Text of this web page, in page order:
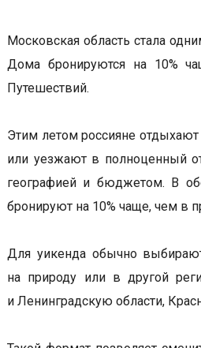
Московская область стала
Дома бронируются на 10%
Путешествий.
Этим летом россияне
или уезжают в полноценный
географией и бюджетом. В
бронируют на 10% чаще, чем в
Для уикенда обычно
на природу или в другой
и Ленинградскую области,